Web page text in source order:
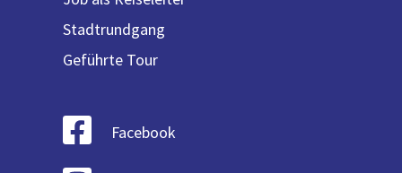
Stadtrundgang
Geführte Tour
Facebook